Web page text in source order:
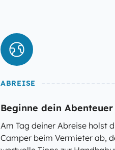
ABREISE
Beginne dein Abenteuer
Am Tag deiner Abreise holst
Camper beim Vermieter ab,